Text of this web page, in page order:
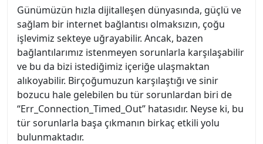
Günümüzün hızla dijitalleşen dünyasında, güçlü ve
sağlam bir internet bağlantısı olmaksızın, çoğu
işlevimiz sekteye uğrayabilir. Ancak, bazen
bağlantılarımız istenmeyen sorunlarla karşılaşabilir
ve bu da bizi istediğimiz içeriğe ulaşmaktan
alıkoyabilir. Birçoğumuzun karşılaştığı ve sinir
bozucu hale gelebilen bu tür sorunlardan biri de
“Err_Connection_Timed_Out” hatasıdır. Neyse ki, bu
tür sorunlarla başa çıkmanın birkaç etkili yolu
bulunmaktadır.